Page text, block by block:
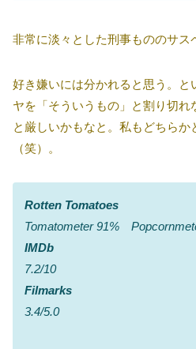
非常に淡々とした刑事もののサス
好き嫌いには分かれると思う。と
ヤを「そういうもの」と割り切れ
と厳しいかもなと。私もどちらか
（笑）。
Rotten Tomatoes
Tomatometer 91%
IMDb
7.2/10
Filmarks
3.4/5.0